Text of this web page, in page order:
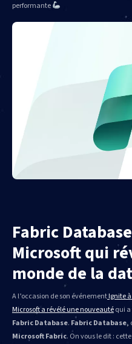
performante
Fabric
Microsoft qui
monde de la
A l’occasion de son événementIgnite
Microsoft a révélé une nouveautéqui a
Fabric Database. Fabric Database,
Microsoft Fabric. On vous le dit :